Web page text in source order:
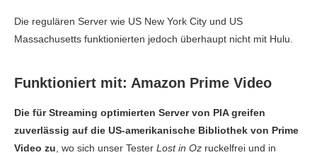
Die regulären Server wie US New York City und US
Massachusetts funktionierten jedoch überhaupt nicht mit Hulu.
Funktioniert mit: Amazon Prime Video
Die für Streaming optimierten Server von PIA greifen
zuverlässig auf die US-amerikanische Bibliothek von Prime
Video zu , wo sich unser Tester Lost in Oz ruckelfrei und in